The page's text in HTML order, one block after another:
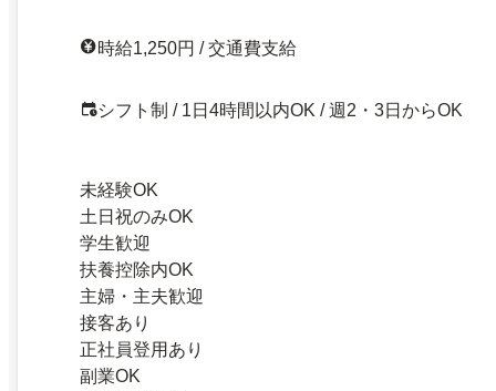
時給1,250円 / 交通費支給
シフト制 / 1日4時間以内OK / 週2・3日からOK
未経験OK
土日祝のみOK
学生歓迎
扶養控除内OK
主婦・主夫歓迎
接客あり
正社員登用あり
副業OK